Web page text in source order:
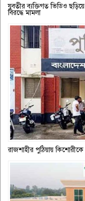
যুবতীর ব্যক্তিগত ভিডিও
বিরদ্ধে মামলা
রাজশাহীর পুঠিয়ায়